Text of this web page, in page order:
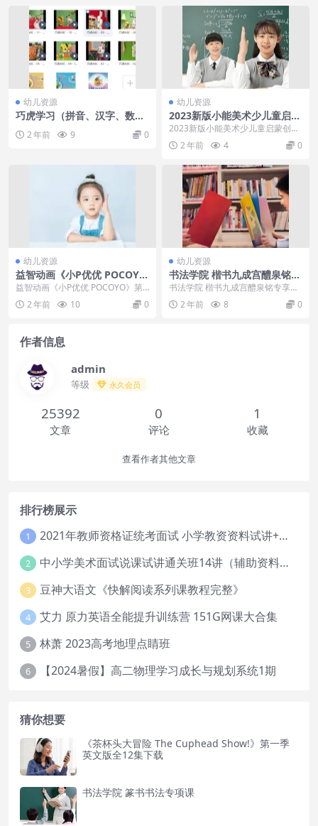
幼儿资源
巧虎学习（拼音、汉字、数
2 年前 9 0
幼儿资源
2023新版小能美术少儿童启蒙
创意S1进阶版(3-4岁)
2023新版小能美术少儿童启蒙创意
S1进阶版(3-4岁) 课程简介:小熊美
术适合...
2 年前 4 0
幼儿资源
益智动画《小P优优 POCOY
O》第二季中文版全52集下载
益智动画《小P优优 POCOYO》第
二季中文版全52集下载内容简介：
小P优优，英...
2 年前 10 0
幼儿资源
书法学院 楷书九成宫醴泉铭专
享课30集+作业7集
书法学院 楷书九成宫醴泉铭专享课
30集+作业7集目录：├─【第01
节】基础笔画-...
2 年前 8 0
作者信息
admin
等级 永久会员
25392
文章
0
评论
1
收藏
查看作者其他文章
排行榜展示
1 2021年教师资格证统考面试 小学教资资料试讲+答辩
2 中小学美术面试说课试讲通关班14讲（辅助资料第一套）
3 豆神大语文《快解阅读系列课教程完整》
4 艾力 原力英语全能提升训练营 151G网课大合集
5 林萧 2023高考地理点睛班
6 【2024暑假】高二物理学习成长与规划系统1期
猜你想要
《茶杯头大冒险 The Cuphead Show!》第一季
英文版全12集下载
书法学院 篆书书法专项课